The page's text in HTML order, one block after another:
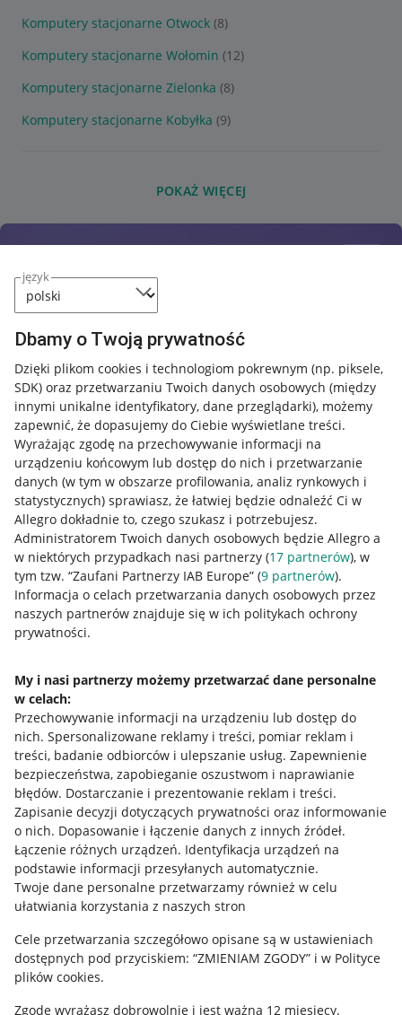
język
Dbamy o Twoją prywatność
Dzięki plikom cookies i technologiom pokrewnym (np. piksele,
SDK) oraz przetwarzaniu Twoich danych osobowych (między
innymi unikalne identyfikatory, dane przeglądarki), możemy
zapewnić, że dopasujemy do Ciebie wyświetlane treści.
Wyrażając zgodę na przechowywanie informacji na
urządzeniu końcowym lub dostęp do nich i przetwarzanie
danych (w tym w obszarze profilowania, analiz rynkowych i
statystycznych) sprawiasz, że łatwiej będzie odnaleźć Ci w
Allegro dokładnie to, czego szukasz i potrzebujesz.
Administratorem Twoich danych osobowych będzie Allegro a
w niektórych przypadkach nasi partnerzy (17 partnerów), w
tym tzw. “Zaufani Partnerzy IAB Europe” (9 partnerów).
Informacja o celach przetwarzania danych osobowych przez
naszych partnerów znajduje się w ich politykach ochrony
prywatności.
My i nasi partnerzy możemy przetwarzać dane personalne
w celach:
Przechowywanie informacji na urządzeniu lub dostęp do
nich. Spersonalizowane reklamy i treści, pomiar reklam i
treści, badanie odbiorców i ulepszanie usług. Zapewnienie
bezpieczeństwa, zapobieganie oszustwom i naprawianie
błędów. Dostarczanie i prezentowanie reklam i treści.
Zapisanie decyzji dotyczących prywatności oraz informowanie
o nich. Dopasowanie i łączenie danych z innych źródeł.
Łączenie różnych urządzeń. Identyfikacja urządzeń na
podstawie informacji przesyłanych automatycznie.
Twoje dane personalne przetwarzamy również w celu
ułatwiania korzystania z naszych stron
Cele przetwarzania szczegółowo opisane są w ustawieniach
dostępnych pod przyciskiem: “ZMIENIAM ZGODY” i w Polityce
plików cookies.
Zgodę wyrażasz dobrowolnie i jest ważna 12 miesięcy.
Komputery stacjonarne Otwock (8)
Komputery stacjonarne Wołomin (12)
Komputery stacjonarne Zielonka (8)
Komputery stacjonarne Kobyłka (9)
POKAŻ WIĘCEJ
Przydatne informacje
Jak to działa
Allegro Gadane dla sprzedających
Allegro Gadane dla kupujących
Mapa miejscowości
Informacje prawne
Regulamin
Polityka plików "cookies"
Ustawienia plików "cookies"
Udostępnianie lokalizacji
Informacje dla Aktu o Usługach Cyfrowych